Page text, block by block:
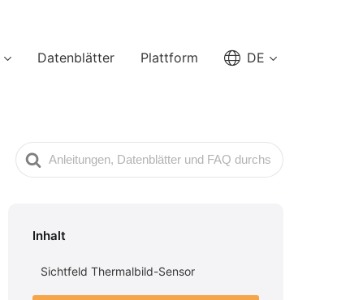
Datenblätter Plattform DE
Suche
nach
Inhalt
Sichtfeld Thermalbild-Sensor